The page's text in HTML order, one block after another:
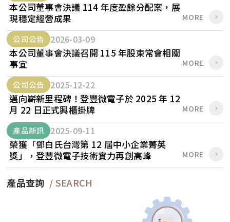
本公司董事會決議 114 年度盈餘分配案，展
現穩定經營成果
MORE
公司公告 2026-03-09
本公司董事會決議召開 115 年股東常會相關
事宜
MORE
公司公告 2025-12-22
邁向嶄新里程碑！登豐微電子於 2025 年 12
月 22 日正式興櫃掛牌
MORE
產品新訊 2025-09-11
榮獲「鄧白氏台灣第 12 屆中小企業菁英
獎」，登豐微電子技術實力再創高峰
MORE
產品查詢 / SEARCH